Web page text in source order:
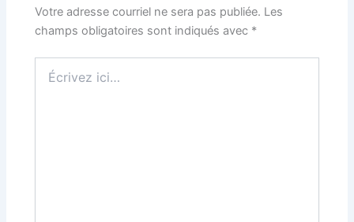
Votre adresse courriel ne sera pas publiée. Les
champs obligatoires sont indiqués avec *
ici…